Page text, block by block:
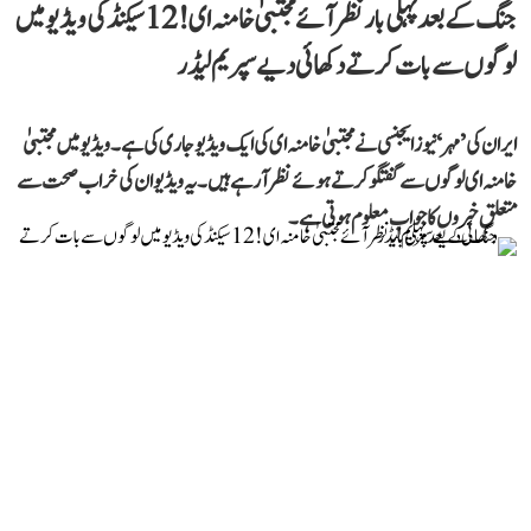
جنگ کے بعد پہلی بار نظر آئے مجتبیٰ خامنہ ای! 12 سیکنڈ کی ویڈیو میں
لوگوں سے بات کرتے دکھائی دیے سپریم لیڈر
ایران کی ’مہر‘ نیوز ایجنسی نے مجتبیٰ خامنہ ای کی ایک ویڈیو جاری کی ہے۔ ویڈیو میں مجتبیٰ
خامنہ ای لوگوں سے گفتگو کرتے ہوئے نظر آرہے ہیں۔ یہ ویڈیو ان کی خراب صحت سے
متعلق خبروں کا جواب معلوم ہوتی ہے۔